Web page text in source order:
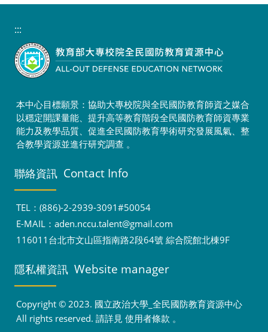
:::
本中心目標願景：協助大專校院與全民國防教育師資之媒合
以穩定開課量能、提升高等教育階段全民國防教育師資專業
能力及教學品質、促進全民國防教育學術研究發展風氣、整
合教學資源並進行研究調查 。
聯絡資訊 Contact Info
TEL：(886)-2-2939-3091#50054
E-MAIL： aden.nccu.talent@gmail.com
116011台北市文山區指南路2段64號 綜合院館北棟9F
隱私權資訊 Website manager
Copyright © 2023. 國立政治大學_全民國防教育資源中心
All rights reserved. 請詳見 使用者條款 。